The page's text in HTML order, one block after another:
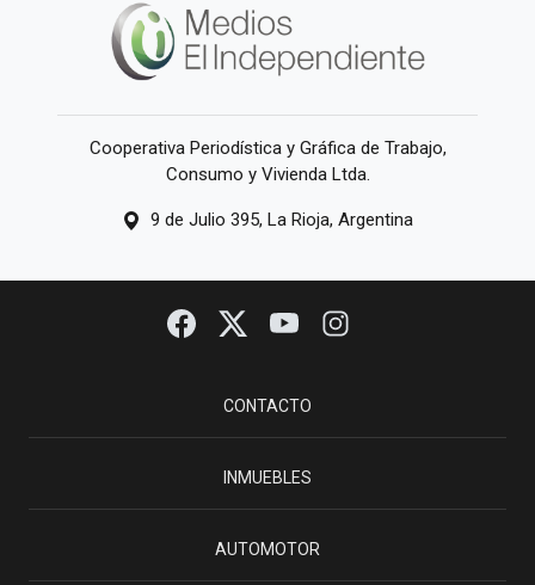
Cooperativa Periodística y Gráfica de Trabajo,
Consumo y Vivienda Ltda.
9 de Julio 395, La Rioja, Argentina
CONTACTO
INMUEBLES
AUTOMOTOR